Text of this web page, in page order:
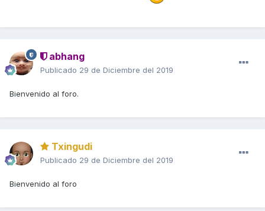
abhang
Publicado 29 de Diciembre del 2019
Bienvenido al foro.
Txingudi
Publicado 29 de Diciembre del 2019
Bienvenido al foro